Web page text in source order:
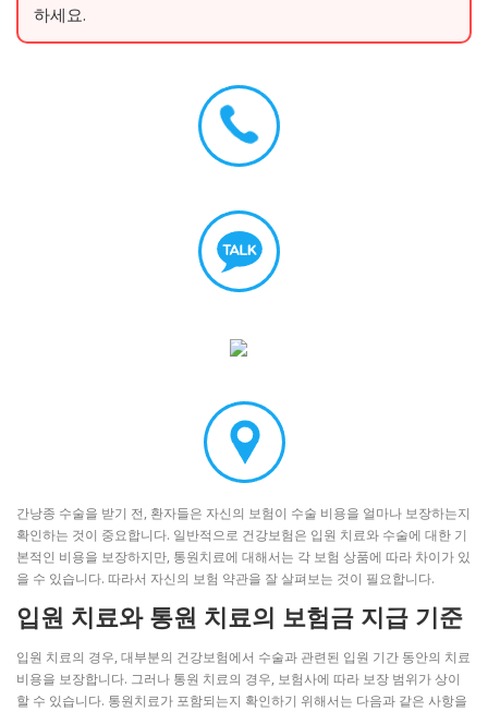
하세요.
간낭종 수술을 받기 전, 환자들은 자신의 보험이 수술 비용을 얼마나 보장하는지
확인하는 것이 중요합니다. 일반적으로 건강보험은 입원 치료와 수술에 대한 기
본적인 비용을 보장하지만, 통원치료에 대해서는 각 보험 상품에 따라 차이가 있
을 수 있습니다. 따라서 자신의 보험 약관을 잘 살펴보는 것이 필요합니다.
입원 치료와 통원 치료의 보험금 지급 기준
입원 치료의 경우, 대부분의 건강보험에서 수술과 관련된 입원 기간 동안의 치료
비용을 보장합니다. 그러나 통원 치료의 경우, 보험사에 따라 보장 범위가 상이
할 수 있습니다. 통원치료가 포함되는지 확인하기 위해서는 다음과 같은 사항을